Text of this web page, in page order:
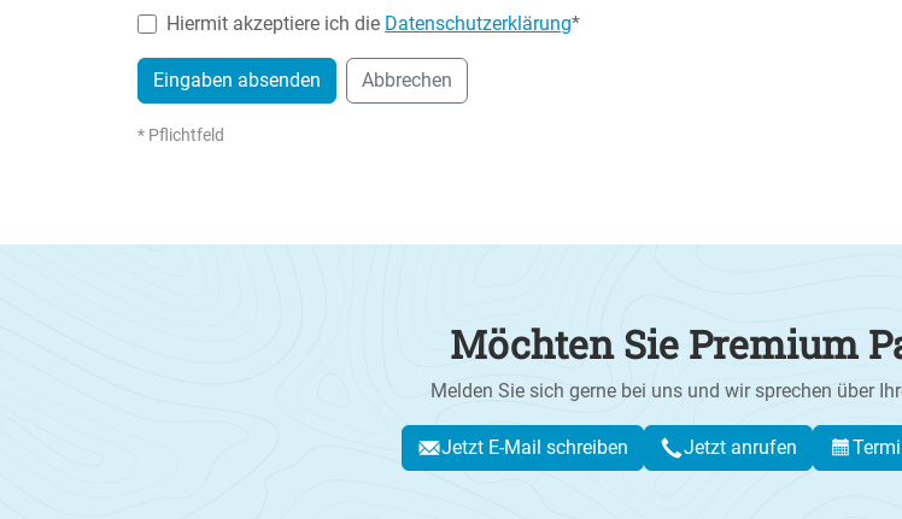
Hiermit akzeptiere ich die Datenschutzerklärung
Eingaben absenden Abbrechen
* Pflichtfeld
Möchten Sie Premium
Melden Sie sich gerne bei uns und wir sprechen über
Jetzt E-Mail schreiben Jetzt anrufen